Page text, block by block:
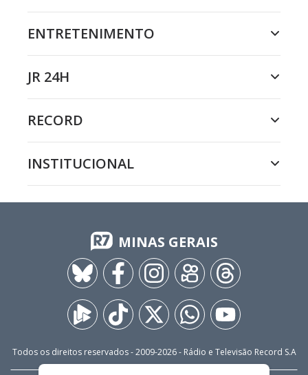
ENTRETENIMENTO
JR 24H
RECORD
INSTITUCIONAL
MINAS GERAIS
Todos os direitos reservados - 2009-2026- Rádio e Televisão Record S.A